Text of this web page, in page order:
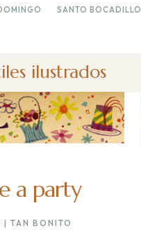
SANTO BOCADILLO
ilustrados
a party
|TAN BONITO